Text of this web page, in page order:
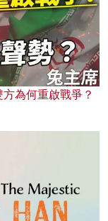
為何重啟戰爭？